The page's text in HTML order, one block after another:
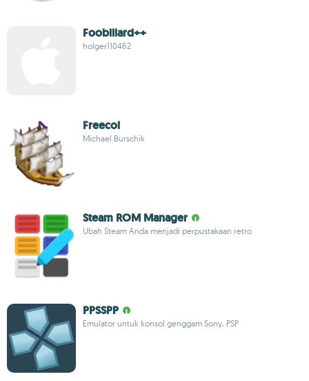
Foobillard++
holger110462
Freecol
Michael Burschik
Steam ROM Manager
Ubah Steam Anda menjadi perpustakaan retro
PPSSPP
Emulator untuk konsol genggam Sony, PSP